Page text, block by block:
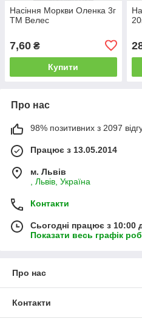
Насіння Моркви Оленка 3г
ТМ Велес
7,60 ₴
Купити
Про нас
98% позитивних з 2097
Працює з 13.05.2014
м. Львів
, Львів, Україна
Контакти
Сьогодні працює з 10:00
Показати весь графік
Про нас
Контакти